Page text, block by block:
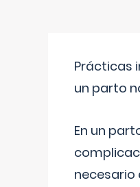
Prácticas
un parto
En un
necesario